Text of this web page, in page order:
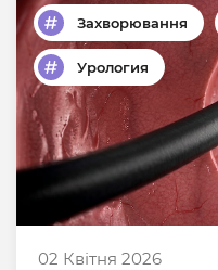
Захворювання
Урология
02 Квітня 2026